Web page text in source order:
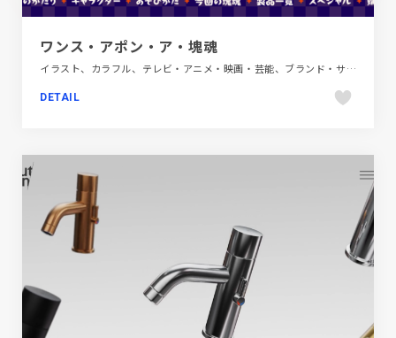
ワンス・アポン・ア・塊魂
イラスト、カラフル、テレビ・アニメ・映画・芸能、ブランド・サービスサイト、ポップ、モーション多め
DETAIL